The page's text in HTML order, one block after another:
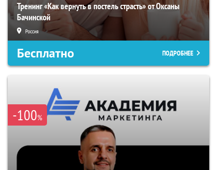
Тренинг «Как вернуть в постель страсть» от Оксаны
Бачинской
Россия
Бесплатно ПОДРОБНЕЕ
-100%